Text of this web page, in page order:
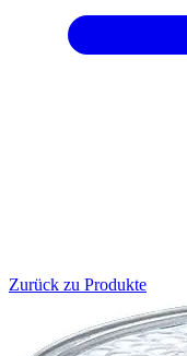
Zurück zu Produkte